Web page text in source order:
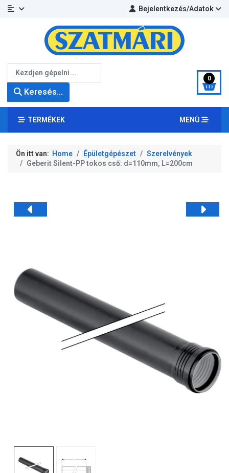
Bejelentkezés/Adatok
Keresés...
0
TERMÉKEK MENÜ
Ön itt van: Home Épületgépészet
Szerelvények
Geberit Silent-PP tokos cső: d=110mm, L=200cm